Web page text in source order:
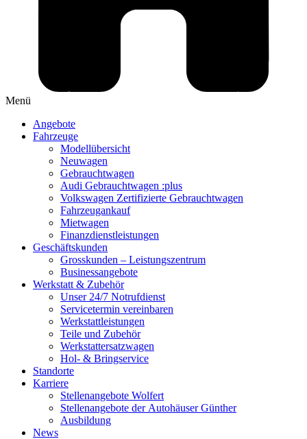
Menü
Angebote
Fahrzeuge
Modellübersicht
Neuwagen
Gebrauchtwagen
Audi Gebrauchtwagen :plus
Volkswagen Zertifizierte Gebrauchtwagen
Fahrzeugankauf
Mietwagen
Finanzdienstleistungen
Geschäftskunden
Grosskunden – Leistungszentrum
Businessangebote
Werkstatt & Zubehör
Unser 24/7 Notrufdienst
Servicetermin vereinbaren
Werkstattleistungen
Teile und Zubehör
Werkstattersatzwagen
Hol- & Bringservice
Standorte
Karriere
Stellenangebote Wolfert
Stellenangebote der Autohäuser Günther
Ausbildung
News